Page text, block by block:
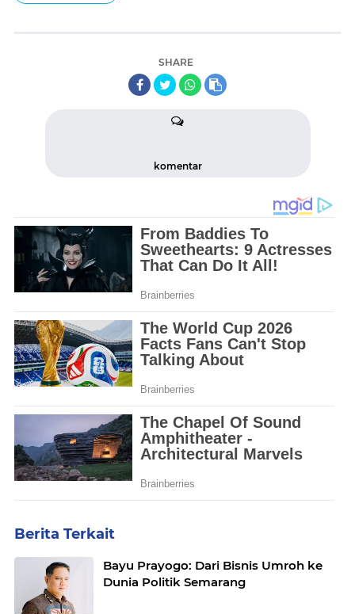
SHARE
komentar
Berita Terkait
Bayu Prayogo: Dari Bisnis Umroh ke
Dunia Politik Semarang